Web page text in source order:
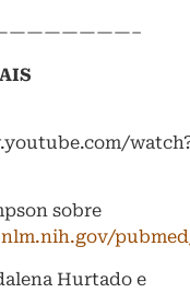
sobre
pubmed/
Hurtado e